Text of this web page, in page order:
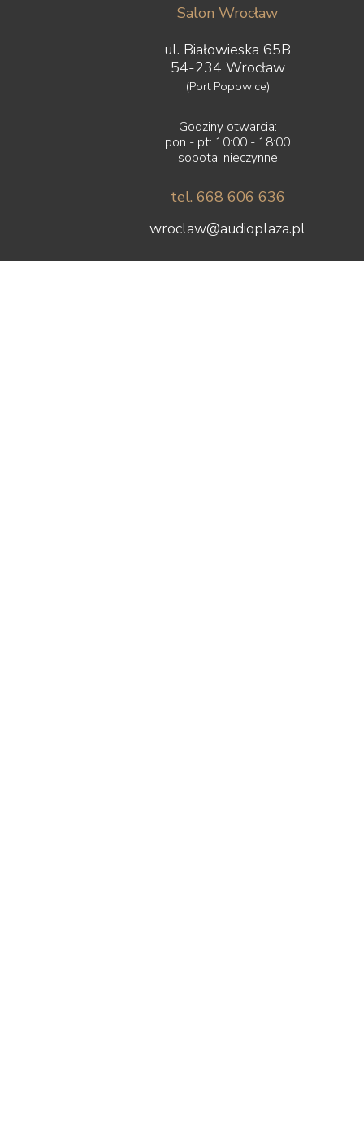
Salon Wrocław
ul. Białowieska 65B
54-234 Wrocław
(Port Popowice)
Godziny otwarcia:
pon - pt: 10:00 - 18:00
sobota: nieczynne
tel. 668 606 636
wroclaw@audioplaza.pl